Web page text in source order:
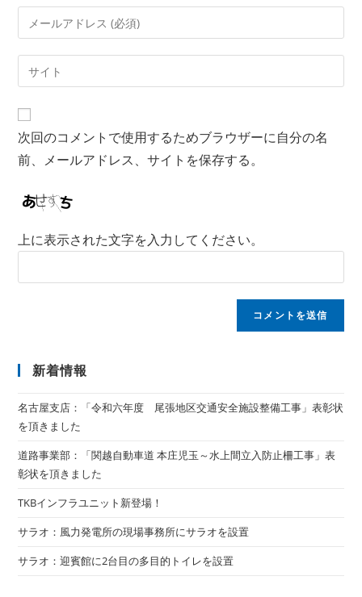
次回のコメントで使用するためブラウザーに自分の名
前、メールアドレス、サイトを保存する。
上に表示された文字を入力してください。
新着情報
名古屋支店：「令和六年度 尾張地区交通安全施設整備工事」表彰状
を頂きました
道路事業部：「関越自動車道 本庄児玉～水上間立入防止柵工事」表
彰状を頂きました
TKBインフラユニット新登場！
サラオ：風力発電所の現場事務所にサラオを設置
サラオ：迎賓館に2台目の多目的トイレを設置